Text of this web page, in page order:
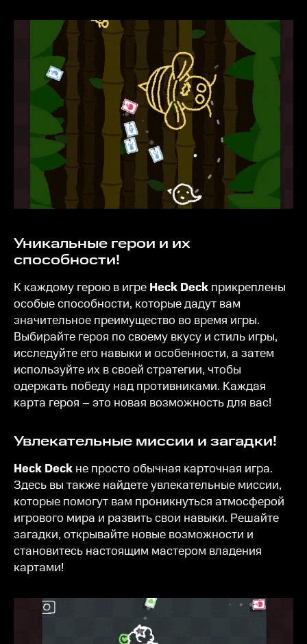
Уникальные герои и их
способности!
К каждому герою в игре Heck Deck прикреплены
особые способности, которые дадут вам
значительное преимущество во время игры.
Выбирайте героя по своему вкусу и стиль игры,
исследуйте его навыки и особенности, а затем
используйте их в своей стратегии, чтобы
одержать победу над противниками. Каждая
карта героя – это новая возможность для вас!
Увлекательные миссии и загадки!
Heck Deck не просто обычная карточная игра.
Здесь вы также найдете увлекательные миссии,
которые помогут вам проникнуться атмосферой
игрового мира и развить свои навыки. Решайте
загадки, открывайте новые возможности и
становитесь настоящим мастером владения
картами!